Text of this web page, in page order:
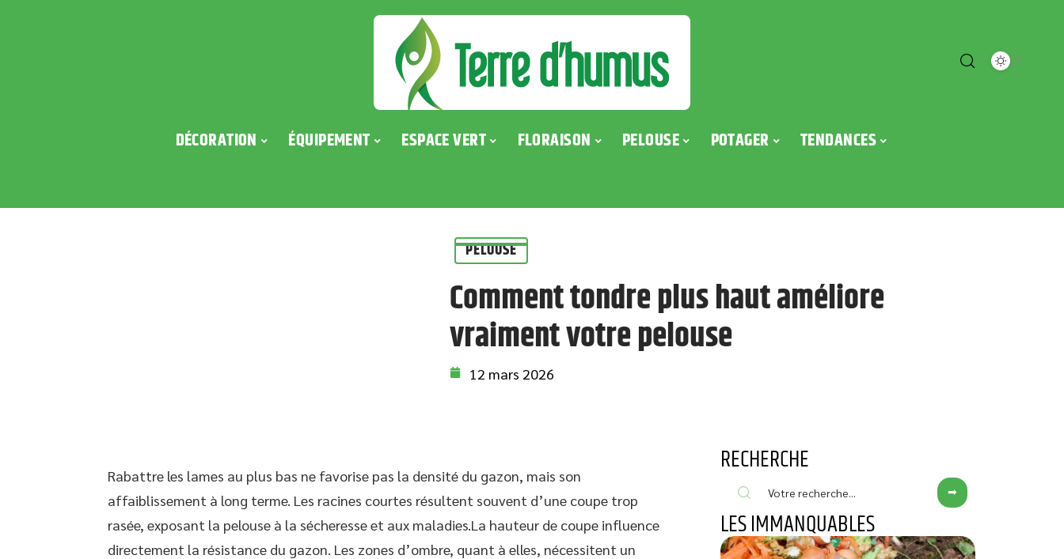
DÉCORATION ÉQUIPEMENT ESPACE VERT FLORAISON PELOUSE POTAGER TENDANCES
PELOUSE
Comment tondre plus haut améliore
vraiment votre pelouse
12 mars 2026
Rabattre les lames au plus bas ne favorise pas la densité du gazon, mais son
affaiblissement à long terme. Les racines courtes résultent souvent d’une coupe trop
rasée, exposant la pelouse à la sécheresse et aux maladies.La hauteur de coupe influence
directement la résistance du gazon. Les zones d’ombre, quant à elles, nécessitent un
RECHERCHE
LES IMMANQUABLES